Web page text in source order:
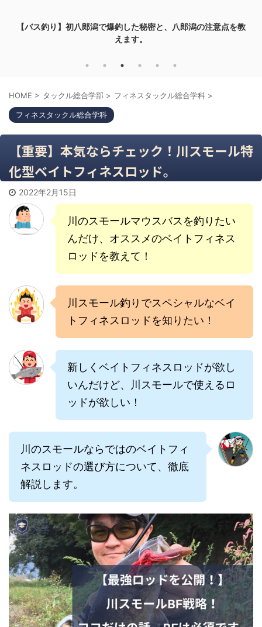
【バス釣り】初八郎潟で爆釣した秘密と、八郎潟の注意点を教
えます。
HOME > タックル総合学部 > フィネスタックル総合学科 >
フィネスタックル総合学科
【重要】本気ならチェック！川スモール特
化型ベイトフィネスロッド。
2022年2月15日
川のスモールマウスバスを釣りたい
んだけ、オススメのベイトフィネス
ロッドを教えて！
川スモール釣りでスペシャルなベイ
トフィネスロッドを知りたい！
新しくベイトフィネスロッドが欲し
いんだけど、川スモールで使えるロ
ッドが欲しい！
川のスモールならではのベイトフィ
ネスロッドの選び方について、徹底
解説します。